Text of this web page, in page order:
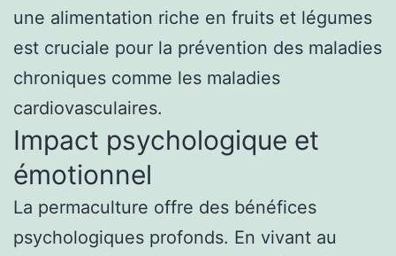
une alimentation riche en fruits et légumes
est cruciale pour la prévention des maladies
chroniques comme les maladies
cardiovasculaires.
Impact psychologique et
émotionnel
La permaculture offre des bénéfices
psychologiques profonds. En vivant au